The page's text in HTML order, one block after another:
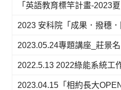
「英語教育標竿計畫-2023
2023 安科院「成果．撥穗．
2023.05.24專題講座_莊景名
2022.5.13 2022綠能系統工
2023.04.15「相約長大